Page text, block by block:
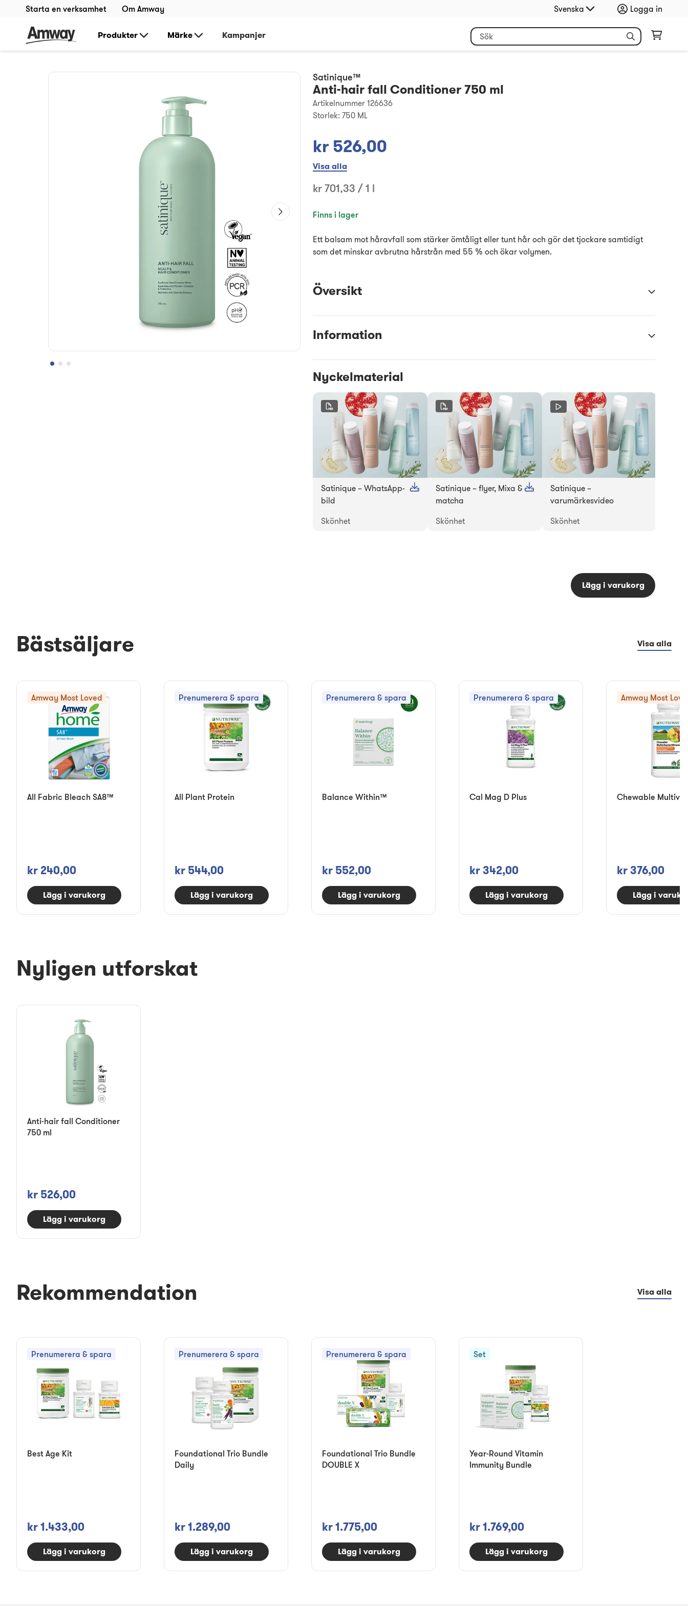
Starta en verksamhet Om Amway Svenska Logga in
Produkter Märke Kampanjer
Satinique™
Anti-hair fall Conditioner 750 ml
Artikelnummer 126636
Storlek: 750 ML
kr 526,00
Visa alla
kr 701,33 / 1 l
Finns i lager
Ett balsam mot håravfall som stärker ömtåligt eller tunt hår och gör det tjockare samtidigt
som det minskar avbrutna hårstrån med 55 % och ökar volymen.
Översikt
Information
Nyckelmaterial
Satinique – WhatsApp-
bild
Skönhet
Satinique – flyer, Mixa &
matcha
Skönhet
Satinique –
varumärkesvideo
Skönhet
Lägg i varukorg
Bästsäljare Visa alla
Amway Most Loved
All Fabric Bleach SA8™
kr 240,00
Lägg i varukorg
Prenumerera & spara
All Plant Protein
kr 544,00
Lägg i varukorg
Prenumerera & spara
Balance Within™
kr 552,00
Lägg i varukorg
Prenumerera & spara
Cal Mag D Plus
kr 342,00
Lägg i varukorg
Amway Most
Chewable
kr 376,00
Lägg i
Nyligen utforskat
Anti-hair fall Conditioner
750 ml
kr 526,00
Lägg i varukorg
Rekommendation Visa alla
Prenumerera & spara
Best Age Kit
kr 1.433,00
Lägg i varukorg
Prenumerera & spara
Foundational Trio Bundle
Daily
kr 1.289,00
Lägg i varukorg
Prenumerera & spara
Foundational Trio Bundle
DOUBLE X
kr 1.775,00
Lägg i varukorg
Set
Year-Round Vitamin
Immunity Bundle
kr 1.769,00
Lägg i varukorg